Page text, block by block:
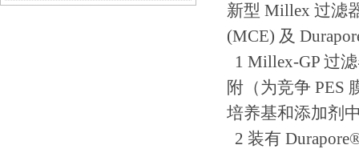
新型 Millex 过滤
(MCE) 及
1 Millex-GP 过
附（为竞争 PES
培养基和添加剂
2 装有